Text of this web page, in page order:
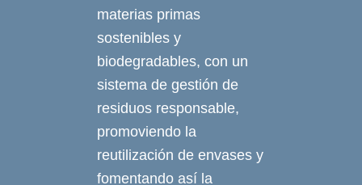
materias primas
sostenibles y
biodegradables, con un
sistema de gestión de
residuos responsable,
promoviendo la
reutilización de envases y
fomentando así la